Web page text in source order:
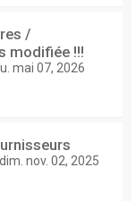
/
modifiée !!!
mai 07, 2026
dim. nov. 02, 2025